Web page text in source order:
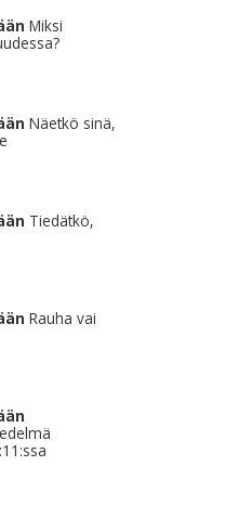
Miksi
Näetkö sinä,
Tiedätkö,
Rauha vai